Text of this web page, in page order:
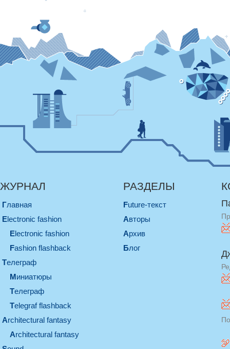
ЖУРНАЛ
Главная
electronic fashion
electronic fashion
Fashion flashback
телеграф
миниатюры
телеграф
Telegraf flashback
architectural fantasy
architectural fantasy
РАЗДЕЛЫ
Future-текст
Авторы
Архив
Блог